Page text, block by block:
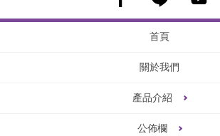
首頁
關於我們
產品介紹
公佈欄